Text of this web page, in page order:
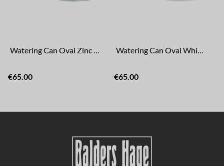
Watering Can Oval Zinc 7L
€65.00
Watering Can Oval White 7L
€65.00